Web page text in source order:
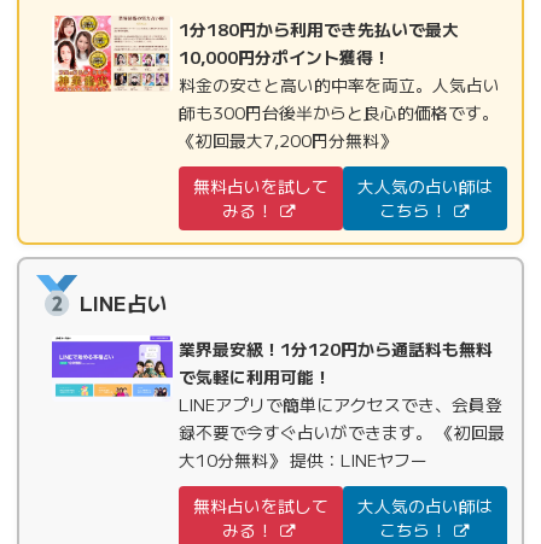
1分180円から利用でき先払いで最大
10,000円分ポイント獲得！
料金の安さと高い的中率を両立。人気占い
師も300円台後半からと良心的価格です。
《初回最大7,200円分無料》
無料占いを試して
みる！
大人気の占い師は
こちら！
LINE占い
業界最安級！1分120円から通話料も無料
で気軽に利用可能！
LINEアプリで簡単にアクセスでき、会員登
録不要で今すぐ占いができます。 《初回最
大10分無料》 提供：LINEヤフー
無料占いを試して
みる！
大人気の占い師は
こちら！